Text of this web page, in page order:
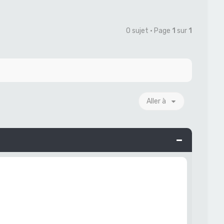
0 sujet • Page 1 sur 1
Aller à